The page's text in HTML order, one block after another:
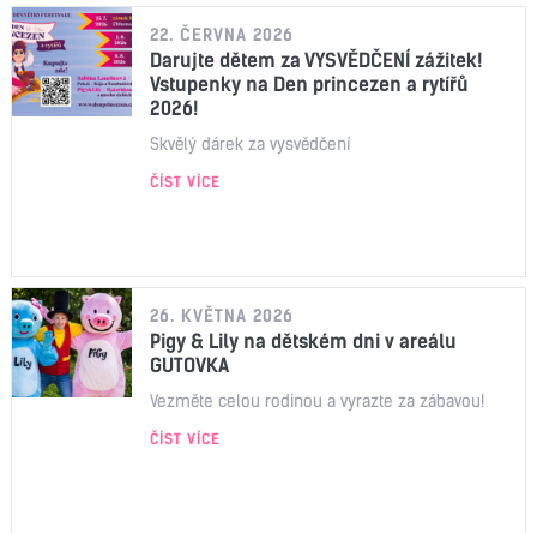
22. ČERVNA 2026
Darujte dětem za VYSVĚDČENÍ zážitek!
Vstupenky na Den princezen a rytířů
2026!
Skvělý dárek za vysvědčení
ČÍST VÍCE
26. KVĚTNA 2026
Pigy & Lily na dětském dni v areálu
GUTOVKA
Vezměte celou rodinou a vyrazte za zábavou!
ČÍST VÍCE